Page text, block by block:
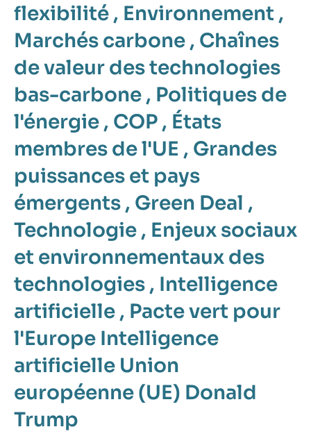
flexibilité , Environnement ,
Marchés carbone , Chaînes
de valeur des technologies
bas-carbone , Politiques de
l'énergie , COP , États
membres de l'UE , Grandes
puissances et pays
émergents , Green Deal ,
Technologie , Enjeux sociaux
et environnementaux des
technologies , Intelligence
artificielle , Pacte vert pour
l'Europe Intelligence
artificielle Union
européenne (UE) Donald
Trump